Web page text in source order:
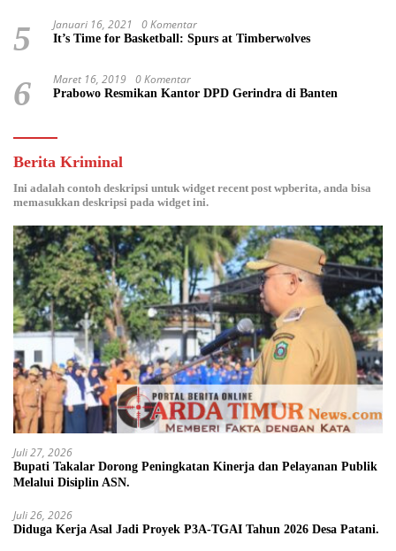
5 Januari 16, 2021 0 Komentar
It’s Time for Basketball: Spurs at Timberwolves
6 Maret 16, 2019 0 Komentar
Prabowo Resmikan Kantor DPD Gerindra di Banten
Berita Kriminal
Ini adalah contoh deskripsi untuk widget recent post wpberita, anda bisa
memasukkan deskripsi pada widget ini.
Juli 27, 2026
Bupati Takalar Dorong Peningkatan Kinerja dan Pelayanan Publik
Melalui Disiplin ASN.
Juli 26, 2026
Diduga Kerja Asal Jadi Proyek P3A-TGAI Tahun 2026 Desa Patani.